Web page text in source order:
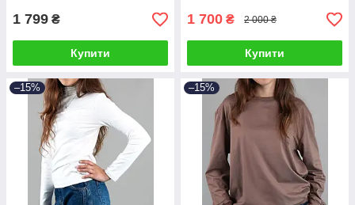
1 799 ₴
Купити
1 700 ₴ 2 000 ₴
Купити
–15% –15%